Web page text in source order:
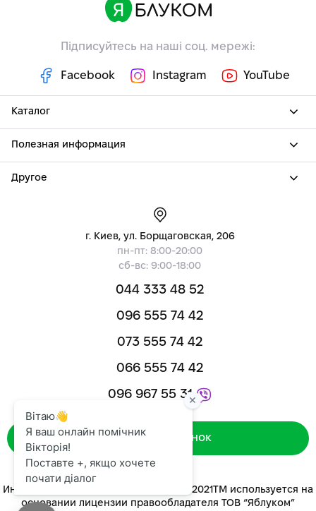
Підписуйтесь на наші соц. мережі:
Facebook Instagram YouTube
Каталог
Полезная информация
Другое
г. Киев, ул. Борщаговская, 206
пн-пт: 8:00-20:00
сб-вс: 9:00-18:00
044 333 48 52
096 555 74 42
073 555 74 42
066 555 74 42
096 967 55 31
Зворотний дзвінок
Интернет-магазин «ЯБЛУКОМ™» 2014-2021ТМ используется на
основании лицензии правообладателя ТОВ “Яблуком”